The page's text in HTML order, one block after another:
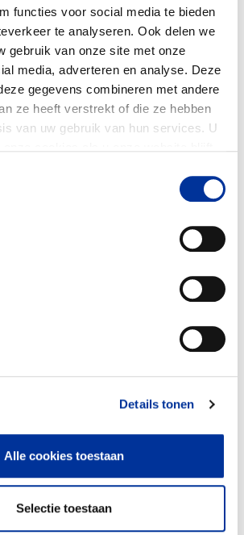
functies voor social media te bieden
te analyseren. Ook delen we
gebruik van onze site met onze
media, adverteren en analyse. Deze
gegevens combineren met andere
ze heeft verstrekt of die ze hebben
van uw gebruik van hun services. U
Details tonen
Alle cookies toestaan
Selectie toestaan
2021
vallen extra op in het jaarverslag
van
onze nieuwe
extra op in het jaarverslag
de focus opondermijning...